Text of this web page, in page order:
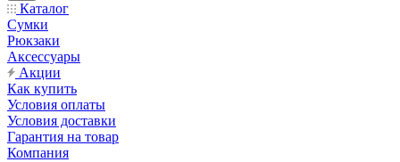
Каталог
Сумки
Рюкзаки
Аксессуары
Акции
Как купить
Условия оплаты
Условия доставки
Гарантия на товар
Компания